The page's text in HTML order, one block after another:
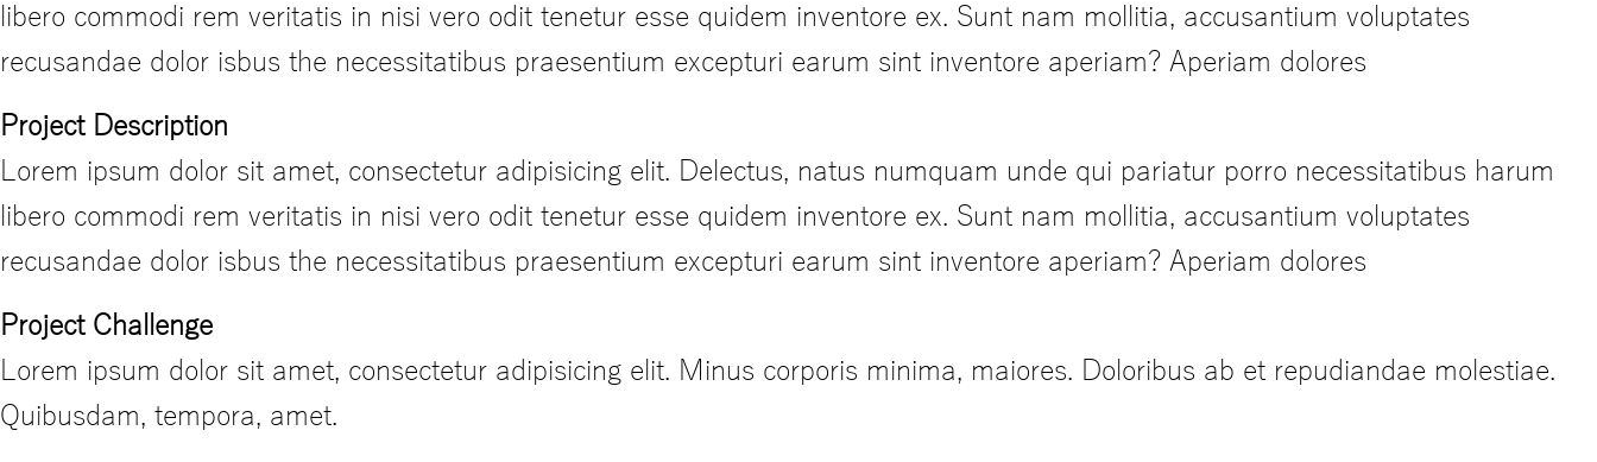
libero commodi rem veritatis in nisi vero odit tenetur esse quidem inventore ex. Sunt nam mollitia, accusantium voluptates
recusandae dolor isbus the necessitatibus praesentium excepturi earum sint inventore aperiam? Aperiam dolores
Project Description
Lorem ipsum dolor sit amet, consectetur adipisicing elit. Delectus, natus numquam unde qui pariatur porro necessitatibus harum
libero commodi rem veritatis in nisi vero odit tenetur esse quidem inventore ex. Sunt nam mollitia, accusantium voluptates
recusandae dolor isbus the necessitatibus praesentium excepturi earum sint inventore aperiam? Aperiam dolores
Project Challenge
Lorem ipsum dolor sit amet, consectetur adipisicing elit. Minus corporis minima, maiores. Doloribus ab et repudiandae molestiae.
Quibusdam, tempora, amet.